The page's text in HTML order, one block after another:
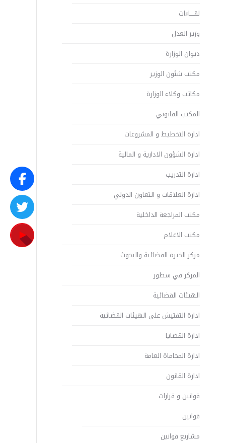
لقــــاءات
وزير العدل
ديوان الوزارة
مكتب شئون الوزير
مكاتب وكلاء الوزارة
المكتب القانوني
ادارة التخطيط و المشروعات
ادارة الشؤون الادارية و المالية
ادارة التدريب
ادارة العلاقات و التعاون الدولي
مكتب المراجعة الداخلية
مكتب الاعلام
مركز الخبرة القضائية والبحوث
المركز في سطور
الهيئات القضائية
ادارة التفتيش على الهيئات القضائية
ادارة القضايا
ادارة المحاماة العامة
ادارة القانون
قوانين و قرارات
قوانين
مشاريع قوانين